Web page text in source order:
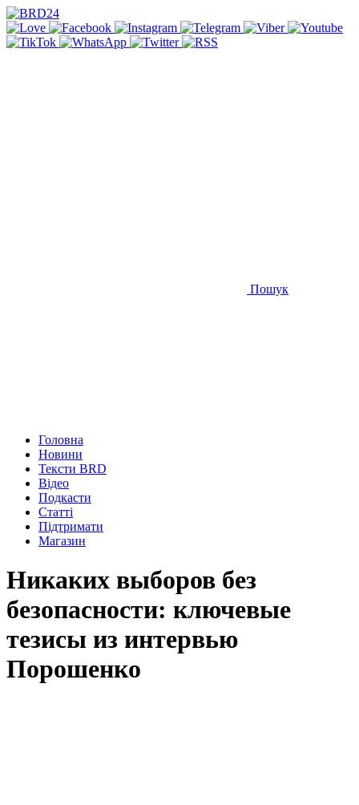
Пошук
Головна
Новини
Тексти BRD
Відео
Подкасти
Статті
Підтримати
Магазин
Никаких выборов без
безопасности: ключевые
тезисы из интервью
Порошенко